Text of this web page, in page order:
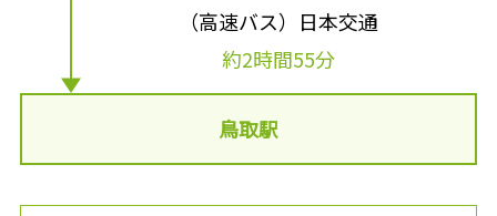
（高速バス）日本交通
約2時間55分
鳥取駅